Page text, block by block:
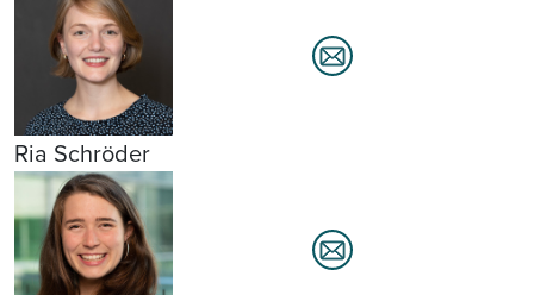
Ria Schröder